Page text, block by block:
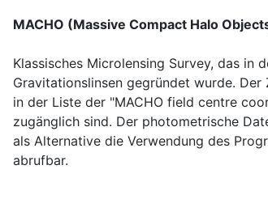
MACHO (Massive Compact Halo
Klassisches Microlensing Survey, das in
Gravitationslinsen gegründet wurde.
in der Liste der "MACHO field centre
zugänglich sind. Der photometrische
als Alternative die Verwendung des
abrufbar.